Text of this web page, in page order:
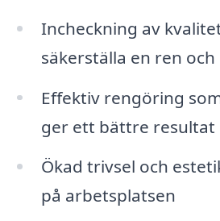
Incheckning av
säkerställa en ren
Effektiv rengöring
ger ett bättre resultat
Ökad trivsel och
på arbetsplatsen